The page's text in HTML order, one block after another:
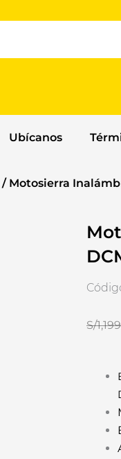
Ubícanos
/ Motosierra
S/